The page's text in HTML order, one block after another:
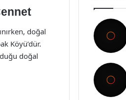
doğal
Köyü’dür.
doğal